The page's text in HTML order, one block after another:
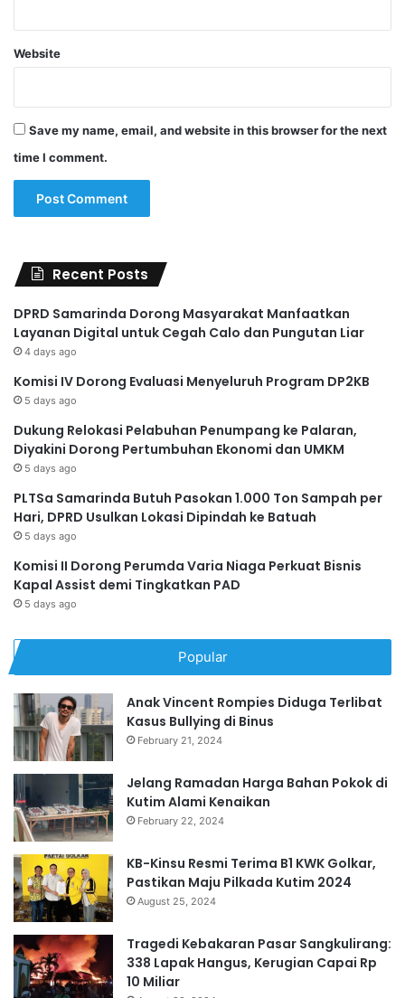
Website
Save my name, email, and website in this browser for the next
time I comment.
Recent Posts
DPRD Samarinda Dorong Masyarakat Manfaatkan
Layanan Digital untuk Cegah Calo dan Pungutan Liar
4 days ago
Komisi IV Dorong Evaluasi Menyeluruh Program DP2KB
5 days ago
Dukung Relokasi Pelabuhan Penumpang ke Palaran,
Diyakini Dorong Pertumbuhan Ekonomi dan UMKM
5 days ago
PLTSa Samarinda Butuh Pasokan 1.000 Ton Sampah per
Hari, DPRD Usulkan Lokasi Dipindah ke Batuah
5 days ago
Komisi II Dorong Perumda Varia Niaga Perkuat Bisnis
Kapal Assist demi Tingkatkan PAD
5 days ago
Popular
Anak Vincent Rompies Diduga Terlibat
Kasus Bullying di Binus
February 21, 2024
Jelang Ramadan Harga Bahan Pokok di
Kutim Alami Kenaikan
February 22, 2024
KB-Kinsu Resmi Terima B1 KWK Golkar,
Pastikan Maju Pilkada Kutim 2024
August 25, 2024
Tragedi Kebakaran Pasar Sangkulirang:
338 Lapak Hangus, Kerugian Capai Rp
10 Miliar